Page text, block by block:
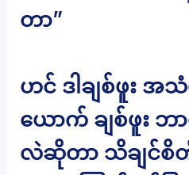
တာ”
ဟင် ဒါချစ်ဖူး အ
ယောက် ချစ်ဖူး
လဲဆိုတာ သိချင်စိတ်